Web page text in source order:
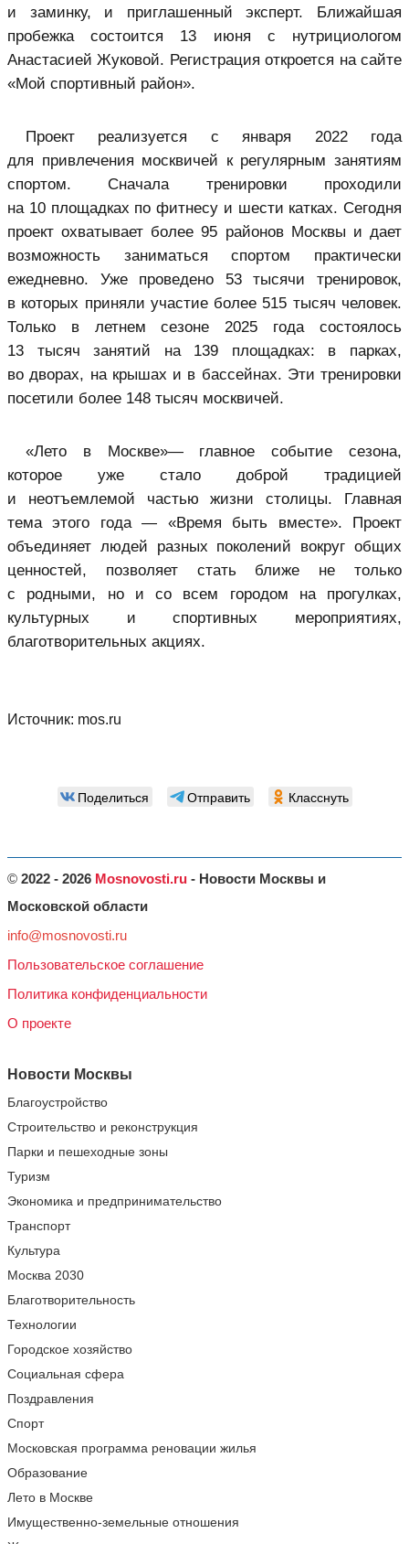
и заминку, и приглашенный эксперт. Ближайшая
пробежка состоится 13 июня с нутрициологом
Анастасией Жуковой. Регистрация откроется на сайте
«Мой спортивный район».
Проект реализуется с января 2022 года
для привлечения москвичей к регулярным занятиям
спортом. Сначала тренировки проходили
на 10 площадках по фитнесу и шести катках. Сегодня
проект охватывает более 95 районов Москвы и дает
возможность заниматься спортом практически
ежедневно. Уже проведено 53 тысячи тренировок,
в которых приняли участие более 515 тысяч человек.
Только в летнем сезоне 2025 года состоялось
13 тысяч занятий на 139 площадках: в парках,
во дворах, на крышах и в бассейнах. Эти тренировки
посетили более 148 тысяч москвичей.
«Лето в Москве»— главное событие сезона,
которое уже стало доброй традицией
и неотъемлемой частью жизни столицы. Главная
тема этого года — «Время быть вместе». Проект
объединяет людей разных поколений вокруг общих
ценностей, позволяет стать ближе не только
с родными, но и со всем городом на прогулках,
культурных и спортивных мероприятиях,
благотворительных акциях.
Источник: mos.ru
Поделиться Отправить Класснуть
© 2022 - 2026 Mosnovosti.ru - Новости Москвы и
Московской области
info@mosnovosti.ru
Пользовательское соглашение
Политика конфиденциальности
О проекте
Новости Москвы
Благоустройство
Строительство и реконструкция
Парки и пешеходные зоны
Туризм
Экономика и предпринимательство
Транспорт
Культура
Москва 2030
Благотворительность
Технологии
Городское хозяйство
Социальная сфера
Поздравления
Спорт
Московская программа реновации жилья
Образование
Лето в Москве
Имущественно-земельные отношения